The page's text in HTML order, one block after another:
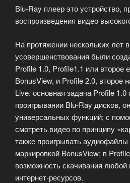
Blu-Ray плеер это устройство,
воспроизведения видео
На протяжении нескольких лет
усовершенствования были
Profile 1.0, Profile1.1 или второе
BonusView, и Profile 2.0, второе
Live. основная задача Profile 1.0
проигрывании Blu-Ray дисков,
универсальных функций; с
смотреть видео по принципу
также проигрывать аудиофайлы
маркировкой BonusView; в
возможность скачивания
интернет-ресурсов.